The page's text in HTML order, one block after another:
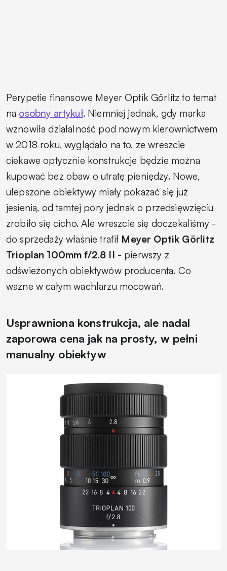
Perypetie finansowe Meyer Optik Görlitz to temat
na osobny artykuł. Niemniej jednak, gdy marka
wznowiła działalność pod nowym kierownictwem
w 2018 roku, wyglądało na to, że wreszcie
ciekawe optycznie konstrukcje będzie można
kupować bez obaw o utratę pieniędzy. Nowe,
ulepszone obiektywy miały pokazać się już
jesienią, od tamtej pory jednak o przedsięwzięciu
zrobiło się cicho. Ale wreszcie się doczekaliśmy -
do sprzedaży właśnie trafił Meyer Optik Görlitz
Trioplan 100mm f/2.8 II - pierwszy z
odświeżonych obiektywów producenta. Co
ważne w całym wachlarzu mocowań.
Usprawniona konstrukcja, ale nadal
zaporowa cena jak na prosty, w pełni
manualny obiektyw